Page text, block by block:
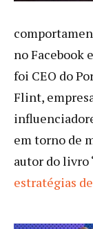
no Facebook
foi CEO do
Flint,
em torno de
autor do livro
estratégias